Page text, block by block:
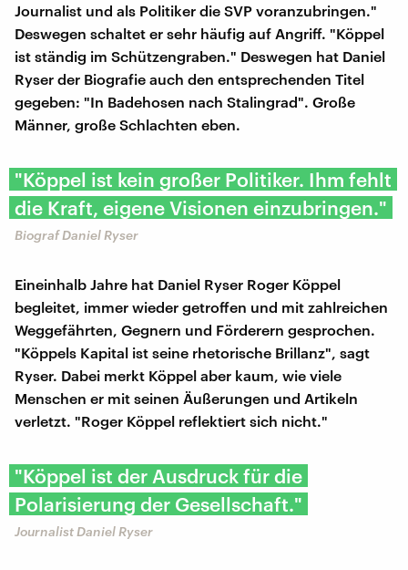
Journalist und als Politiker die SVP voranzubringen."
Deswegen schaltet er sehr häufig auf Angriff. "Köppel
ist ständig im Schützengraben." Deswegen hat Daniel
Ryser der Biografie auch den entsprechenden Titel
gegeben: "In Badehosen nach Stalingrad". Große
Männer, große Schlachten eben.
"Köppel ist kein großer Politiker. Ihm fehlt
die Kraft, eigene Visionen einzubringen."
Biograf Daniel Ryser
Eineinhalb Jahre hat Daniel Ryser Roger Köppel
begleitet, immer wieder getroffen und mit zahlreichen
Weggefährten, Gegnern und Förderern gesprochen.
"Köppels Kapital ist seine rhetorische Brillanz", sagt
Ryser. Dabei merkt Köppel aber kaum, wie viele
Menschen er mit seinen Äußerungen und Artikeln
verletzt. "Roger Köppel reflektiert sich nicht."
"Köppel ist der Ausdruck für die
Polarisierung der Gesellschaft."
Journalist Daniel Ryser